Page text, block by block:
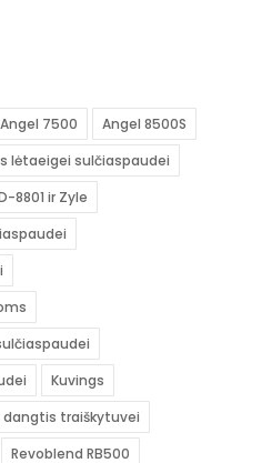
Angel 7500
Angel 8500S
lėtaeigei sulčiaspaudei
8801 ir Zyle
Kuvings
traiškytuvei
Revoblend RB500